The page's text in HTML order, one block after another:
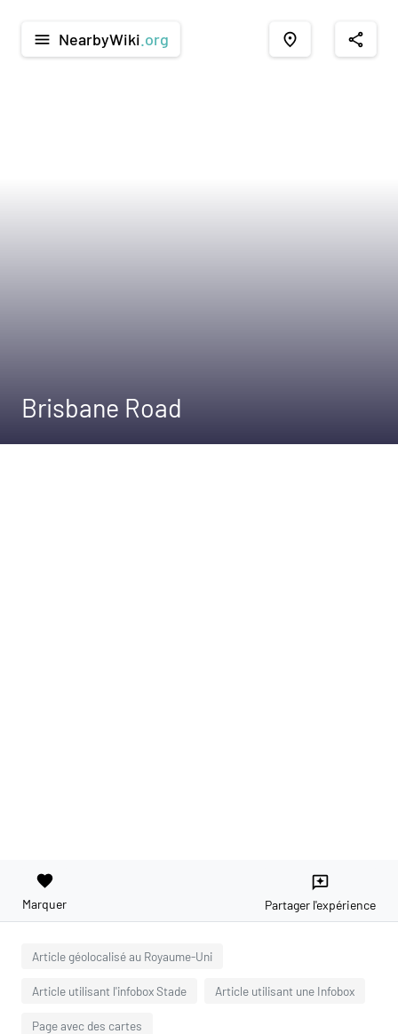
menu NearbyWiki .org place share
Brisbane Road
favorite
Marquer
reviews
Partager l'expérience
Article géolocalisé au Royaume-Uni
Article utilisant l'infobox Stade Article utilisant une Infobox
Page avec des cartes